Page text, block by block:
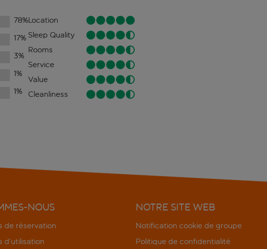
78%
17%
3%
1%
1%
Location
Sleep Quality
Rooms
Service
Value
Cleanliness
NOUS
de réservation
d’utilisation
NOTRE SITE WEB
Notification cookie de groupe
Politique de confidentialité